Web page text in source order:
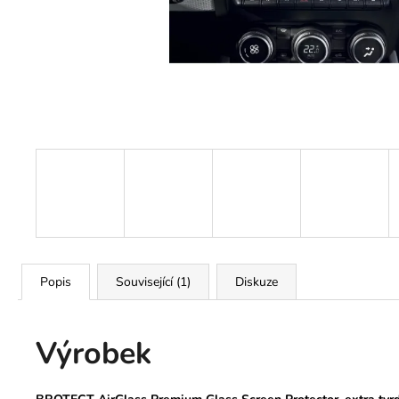
Popis Související (1) Diskuze
Výrobek
CHRÁNIČE OBRAZOVKY
199 Kč